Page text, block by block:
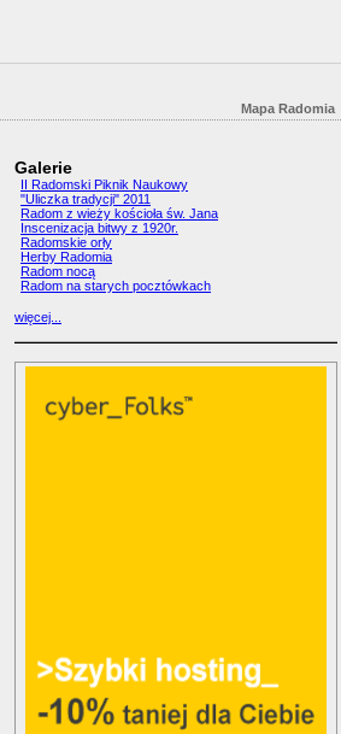
Mapa Radomia
Galerie
II Radomski Piknik Naukowy
"Uliczka tradycji" 2011
Radom z wieży kościoła św. Jana
Inscenizacja bitwy z 1920r.
Radomskie orły
Herby Radomia
Radom nocą
Radom na starych pocztówkach
więcej...